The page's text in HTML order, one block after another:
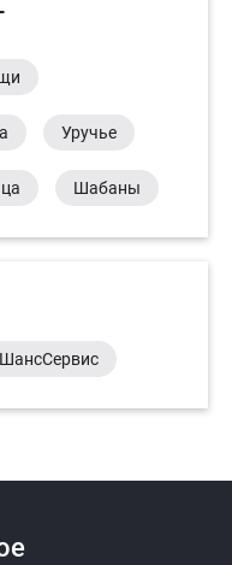
Уручье
Шабаны
ШансСервис